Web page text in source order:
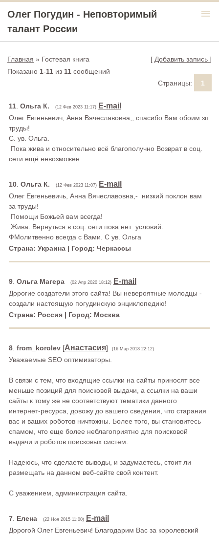
Олег Погудин - Неповторимый
талант России
menu
Главная » Гостевая книга [ Добавить запись ]
Страницы: 1
Показано 1-11 из 11 сообщений
11 Ольга К. (12 Фев 2023 11:17) E-mail
Олег Евгеньевич, Анна Вячеславовна,, спасибо Вам обоим зп
труды!
С. ув. Ольга.
Пока жива и относительно всё благополучно Возврат в соц.
сети ещё невозможен
10 Ольга К. (12 Фев 2023 11:07) E-mail
Олег Евгеньевичь, Анна Вячеславовна,- низкий поклон вам
за труды!
Помощи Божьей вам всегда!
Жива. Вернуться в соц. сети пока нет условий.
ФМолитвенно всегда с Вами. С ув. Ольга
Страна: Украина | Город: Черкассы
9 Ольга Магера (02 Апр 2020 18:12) E-mail
Дорогие создатели этого сайта! Вы невероятные молодцы -
создали настоящую погудинскую энциклопедию!
Страна: Россия | Город: Москва
8 from_korolev [Анастасия] (16 Мар 2018 22:12)
Уважаемые SEO оптимизаторы.
В связи с тем, что входящие ссылки на сайты приносят все
меньше позиций для поисковой выдачи, а ссылки на ваши
сайты к тому же не соответствуют тематики данного
интернет-ресурса, довожу до вашего сведения, что старания
вас и ваших роботов ничтожны. Более того, вы становитесь
спамом, что еще более неблагоприятно для поисковой
выдачи и роботов поисковых систем.
Надеюсь, что сделаете выводы, и задумаетесь, стоит ли
размещать на данном веб-сайте свой контент.
С уважением, администрация сайта.
7 Елена (22 Ноя 2015 11:00) E-mail
Дорогой Олег Евгеньевич! Благодарим Вас за королевский